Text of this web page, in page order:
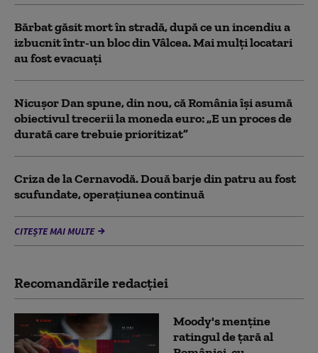
Bărbat găsit mort în stradă, după ce un incendiu a
izbucnit într-un bloc din Vâlcea. Mai mulți locatari
au fost evacuați
Nicușor Dan spune, din nou, că România își asumă
obiectivul trecerii la moneda euro: „E un proces de
durată care trebuie prioritizat”
Criza de la Cernavodă. Două barje din patru au fost
scufundate, operațiunea continuă
CITEȘTE MAI MULTE
Recomandările redacţiei
Moody's menține
ratingul de țară al